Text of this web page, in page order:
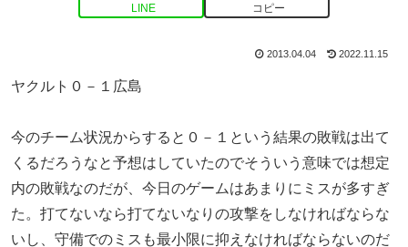
LINE コピー
2013.04.04 2022.11.15
ヤクルト０－１広島
今のチーム状況からすると０－１という結果の敗戦は出て
くるだろうなと予想はしていたのでそういう意味では想定
内の敗戦なのだが、今日のゲームはあまりにミスが多すぎ
た。打てないなら打てないなりの攻撃をしなければならな
いし、守備でのミスも最小限に抑えなければならないのだ